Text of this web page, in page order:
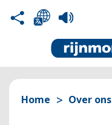
Home Over ons